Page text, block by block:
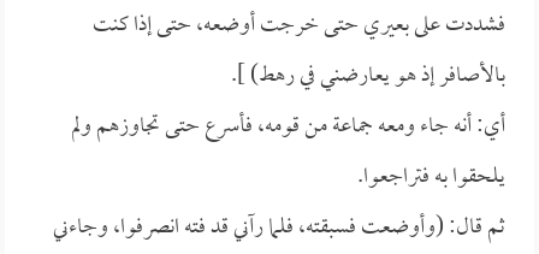
فشددت على بعيري حتى خرجت أوضعه، حتى إذا كنت
بالأصافر إذ هو يعارضني في رهط) ].
أي: أنه جاء ومعه جماعة من قومه، فأسرع حتى تجاوزهم ولم
يلحقوا به فتراجعوا.
ثم قال: (وأوضعت فسبقته، فلما رآني قد فته انصرفوا، وجاءني